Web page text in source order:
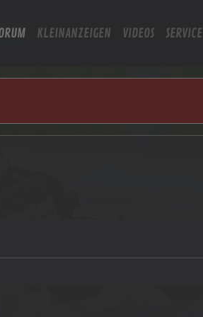
KLEINANZEIGEN VIDEOS SERVICE